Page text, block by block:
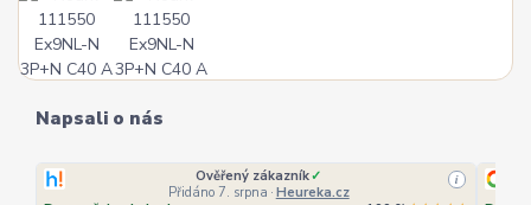
Napsali o nás
Ověřený zákazník✓
Přidáno 7. srpna · Heureka.cz
i